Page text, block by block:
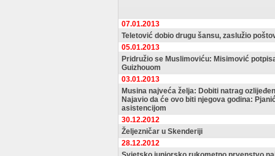
07.01.2013
Teletović dobio drugu šansu, zaslužio
05.01.2013
Pridružio se Muslimoviću: Misimović
Guizhouom
03.01.2013
Musina najveća želja: Dobiti natrag
Najavio da će ovo biti njegova godina:
asistencijom
30.12.2012
Željezničar u Skenderiji
28.12.2012